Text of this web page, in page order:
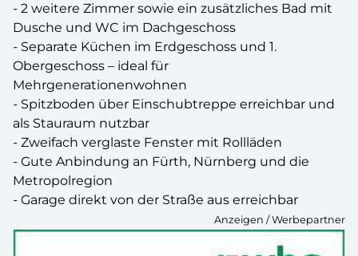
- 2 weitere Zimmer sowie ein zusätzliches Bad mit
Dusche und WC im Dachgeschoss
- Separate Küchen im Erdgeschoss und 1.
Obergeschoss – ideal für
Mehrgenerationenwohnen
- Spitzboden über Einschubtreppe erreichbar und
als Stauraum nutzbar
- Zweifach verglaste Fenster mit Rollläden
- Gute Anbindung an Fürth, Nürnberg und die
Metropolregion
- Garage direkt von der Straße aus erreichbar
Anzeigen / Werbepartner